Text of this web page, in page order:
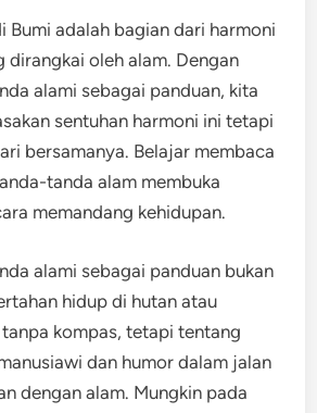
Bumi adalah bagian dari harmoni
dirangkai oleh alam. Dengan
alami sebagai panduan, kita
sentuhan harmoni ini tetapi
bersamanya. Belajar membaca
tanda alam membuka
memandang kehidupan.
alami sebagai panduan bukan
hidup di hutan atau
kompas, tetapi tentang
dan humor dalam jalan
dengan alam. Mungkin pada